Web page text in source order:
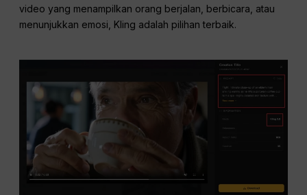
video yang menampilkan orang berjalan, berbicara, atau
menunjukkan emosi, Kling adalah pilihan terbaik.